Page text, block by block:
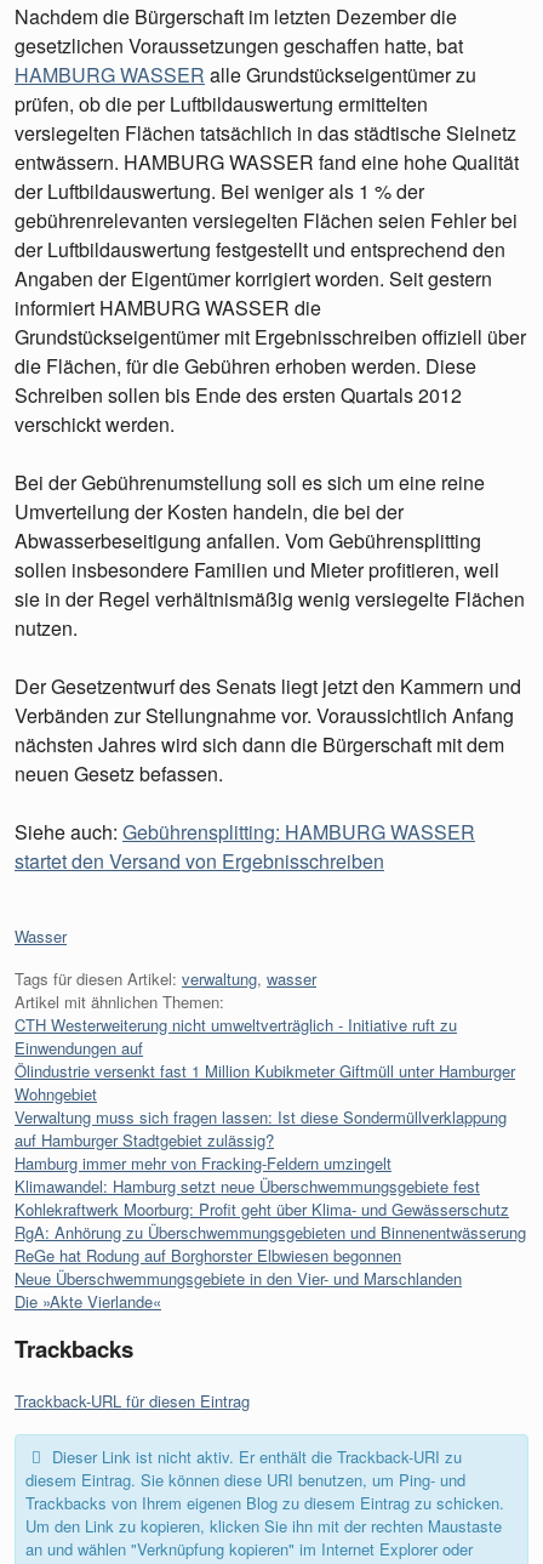
Nachdem die Bürgerschaft im letzten Dezember die
gesetzlichen Voraussetzungen geschaffen hatte, bat
HAMBURG WASSER alle Grundstückseigentümer zu
prüfen, ob die per Luftbildauswertung ermittelten
versiegelten Flächen tatsächlich in das städtische Sielnetz
entwässern. HAMBURG WASSER fand eine hohe Qualität
der Luftbildauswertung. Bei weniger als 1 % der
gebührenrelevanten versiegelten Flächen seien Fehler bei
der Luftbildauswertung festgestellt und entsprechend den
Angaben der Eigentümer korrigiert worden. Seit gestern
informiert HAMBURG WASSER die
Grundstückseigentümer mit Ergebnisschreiben offiziell über
die Flächen, für die Gebühren erhoben werden. Diese
Schreiben sollen bis Ende des ersten Quartals 2012
verschickt werden.
Bei der Gebührenumstellung soll es sich um eine reine
Umverteilung der Kosten handeln, die bei der
Abwasserbeseitigung anfallen. Vom Gebührensplitting
sollen insbesondere Familien und Mieter profitieren, weil
sie in der Regel verhältnismäßig wenig versiegelte Flächen
nutzen.
Der Gesetzentwurf des Senats liegt jetzt den Kammern und
Verbänden zur Stellungnahme vor. Voraussichtlich Anfang
nächsten Jahres wird sich dann die Bürgerschaft mit dem
neuen Gesetz befassen.
Siehe auch: Gebührensplitting: HAMBURG WASSER
startet den Versand von Ergebnisschreiben
Kategorien:
Wasser
Tags für diesen Artikel: verwaltung, wasser
Artikel mit ähnlichen Themen:
CTH Westerweiterung nicht umweltverträglich - Initiative ruft zu
Einwendungen auf
Ölindustrie versenkt fast 1 Million Kubikmeter Giftmüll unter Hamburger
Wohngebiet
Verwaltung muss sich fragen lassen: Ist diese Sondermüllverklappung
auf Hamburger Stadtgebiet zulässig?
Hamburg immer mehr von Fracking-Feldern umzingelt
Klimawandel: Hamburg setzt neue Überschwemmungsgebiete fest
Kohlekraftwerk Moorburg: Profit geht über Klima- und Gewässerschutz
RgA: Anhörung zu Überschwemmungsgebieten und Binnenentwässerung
ReGe hat Rodung auf Borghorster Elbwiesen begonnen
Neue Überschwemmungsgebiete in den Vier- und Marschlanden
Die »Akte Vierlande«
Trackbacks
Trackback-URL für diesen Eintrag
Dieser Link ist nicht aktiv. Er enthält die Trackback-URI zu
diesem Eintrag. Sie können diese URI benutzen, um Ping- und
Trackbacks von Ihrem eigenen Blog zu diesem Eintrag zu schicken.
Um den Link zu kopieren, klicken Sie ihn mit der rechten Maustaste
an und wählen "Verknüpfung kopieren" im Internet Explorer oder